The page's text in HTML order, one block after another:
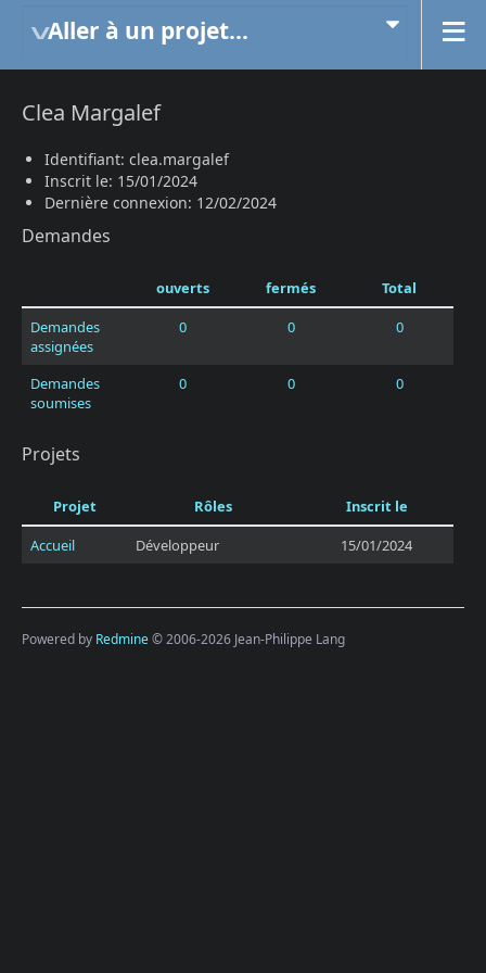
Aller à un projet...
Clea Margalef
Identifiant: clea.margalef
Inscrit le: 15/01/2024
Dernière connexion: 12/02/2024
Demandes
ouverts fermés
Total
Demandes
assignées
0 0 0
Demandes
soumises
0 0 0
Projets
Projet Rôles
Inscrit le
Accueil
Développeur 15/01/2024
Powered by Redmine© 2006-2026 Jean-Philippe Lang